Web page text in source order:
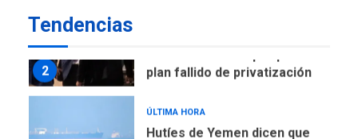
Tendencias
3
atacaron dos petroleros
sauditas
REGIONALES ÚLTIMA HORA